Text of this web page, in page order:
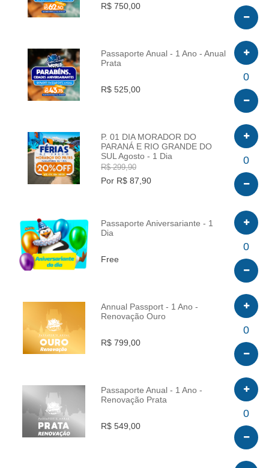
R$ 750,00
INFO
Passaporte Anual - 1 Ano - Anual
Prata
R$ 525,00
0
INFO
P. 01 DIA MORADOR DO
PARANÁ E RIO GRANDE DO
SUL Agosto - 1 Dia
R$ 299,90
Por R$ 87,90
0
INFO
Passaporte Aniversariante - 1
Dia
Free
0
INFO
Annual Passport - 1 Ano -
Renovação Ouro
R$ 799,00
0
INFO
Passaporte Anual - 1 Ano -
Renovação Prata
R$ 549,00
0